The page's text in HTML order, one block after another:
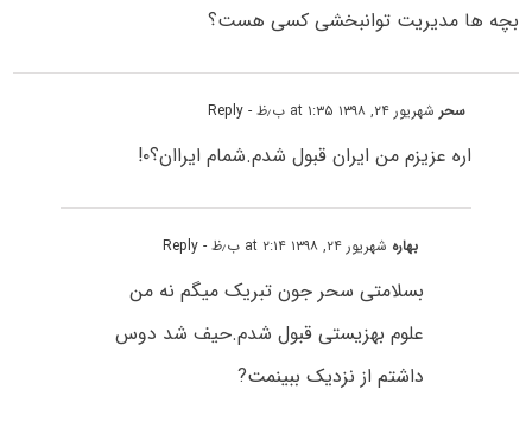
بچه ها مدیریت توانبخشی کسی هست؟
سحرشهریور ۲۴, ۱۳۹۸ at ۱:۳۵ ب٫ظ - Reply
اره عزیزم من ایران قبول شدم.شمام ایراان؟۰!
بهاره شهریور ۲۴, ۱۳۹۸ at ۲:۱۴ ب٫ظ - Reply
بسلامتی سحر جون تبریک میگم نه من
علوم بهزیستی قبول شدم.حیف شد دوس
داشتم از نزدیک ببینمت?